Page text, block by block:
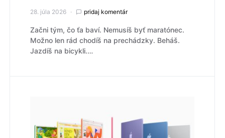
28. júla 2026 pridaj komentár
Začni tým, čo ťa baví. Nemusíš byť maratónec.
Možno len rád chodíš na prechádzky. Beháš.
Jazdíš na bicykli.…